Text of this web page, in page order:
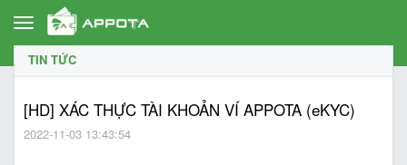
Toggle
navigation
TIN TỨC
[HD] XÁC THỰC TÀI KHOẢN VÍ APPOTA (eKYC)
2022-11-03 13:43:54